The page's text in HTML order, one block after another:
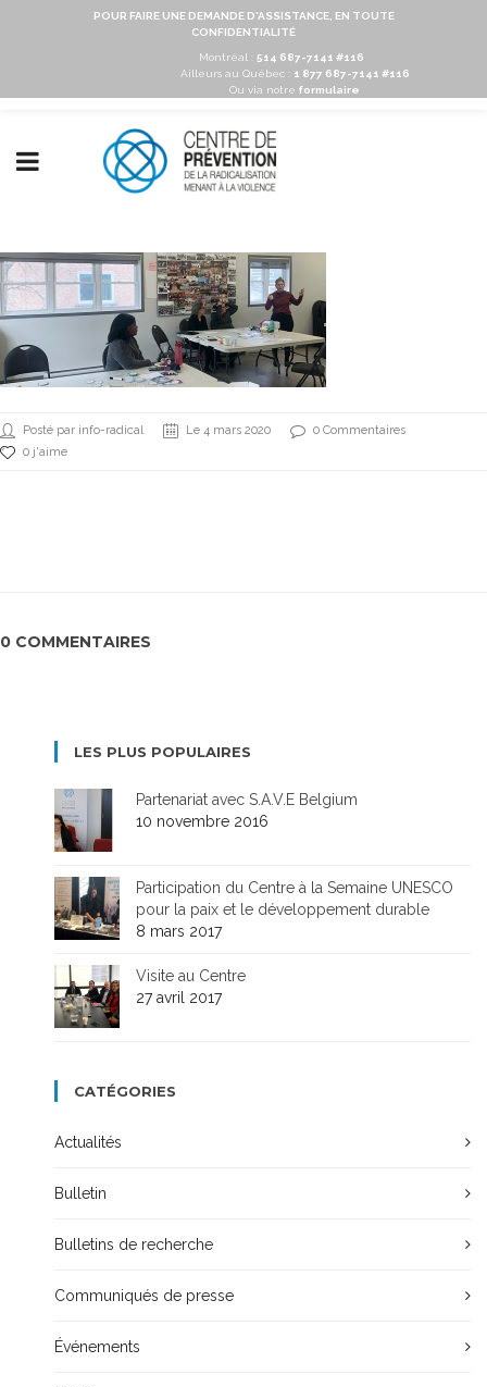
POUR FAIRE UNE DEMANDE D'ASSISTANCE, EN TOUTE
CONFIDENTIALITÉ
Montréal : 514 687-7141 #116
Ailleurs au Québec :
1 877 687-7141 #116
Ou via notre formulaire
Posté par info-radical Le 4 mars 2020
0 Commentaires
0 j'aime
0 COMMENTAIRES
LES PLUS POPULAIRES
Partenariat avec S.A.V.E Belgium
10 novembre 2016
Participation du Centre à la Semaine UNESCO
pour la paix et le développement durable
8 mars 2017
Visite au Centre
27 avril 2017
CATÉGORIES
Actualités
Bulletin
Bulletins de recherche
Communiqués de presse
Événements